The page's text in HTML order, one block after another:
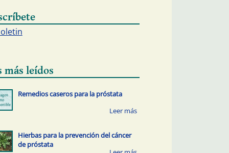
más leídos
Remedios caseros para la próstata
Hierbas para la prevención del cáncer
de próstata